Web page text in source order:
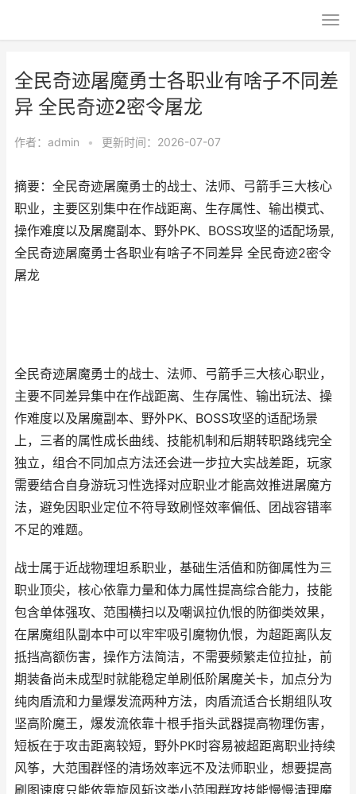
全民奇迹屠魔勇士各职业有啥子不同差
异 全民奇迹2密令屠龙
作者： admin • 更新时间：2026-07-07
摘要：全民奇迹屠魔勇士的战士、法师、弓箭手三大核心
职业，主要区别集中在作战距离、生存属性、输出模式、
操作难度以及屠魔副本、野外PK、BOSS攻坚的适配场景,
全民奇迹屠魔勇士各职业有啥子不同差异 全民奇迹2密令
屠龙
全民奇迹屠魔勇士的战士、法师、弓箭手三大核心职业，
主要不同差异集中在作战距离、生存属性、输出玩法、操
作难度以及屠魔副本、野外PK、BOSS攻坚的适配场景
上，三者的属性成长曲线、技能机制和后期转职路线完全
独立，组合不同加点方法还会进一步拉大实战差距，玩家
需要结合自身游玩习性选择对应职业才能高效推进屠魔方
法，避免因职业定位不符导致刷怪效率偏低、团战容错率
不足的难题。
战士属于近战物理坦系职业，基础生活值和防御属性为三
职业顶尖，核心依靠力量和体力属性提高综合能力，技能
包含单体强攻、范围横扫以及嘲讽拉仇恨的防御类效果，
在屠魔组队副本中可以牢牢吸引魔物仇恨，为超距离队友
抵挡高额伤害，操作方法简洁，不需要频繁走位拉扯，前
期装备尚未成型时就能稳定单刷低阶屠魔关卡，加点分为
纯肉盾流和力量爆发流两种方法，肉盾流适合长期组队攻
坚高阶魔王，爆发流依靠十根手指头武器提高物理伤害，
短板在于攻击距离较短，野外PK时容易被超距离职业持续
风筝，大范围群怪的清场效率远不及法师职业，想要提高
刷图速度只能依靠旋风斩这类小范围群攻技能慢慢清理魔